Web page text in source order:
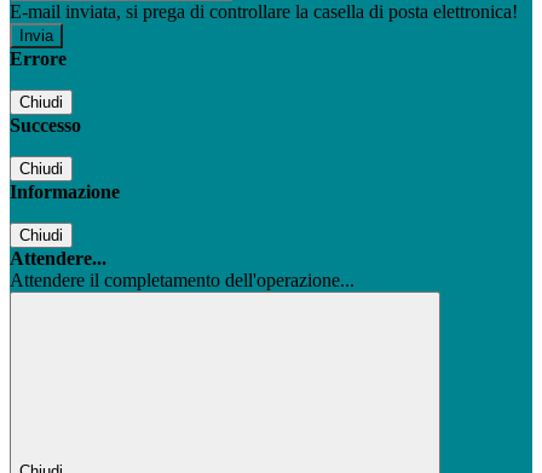
E-mail inviata, si prega di controllare la casella di posta elettronica!
Errore
Chiudi
Successo
Chiudi
Informazione
Chiudi
Attendere...
Attendere il completamento dell'operazione...